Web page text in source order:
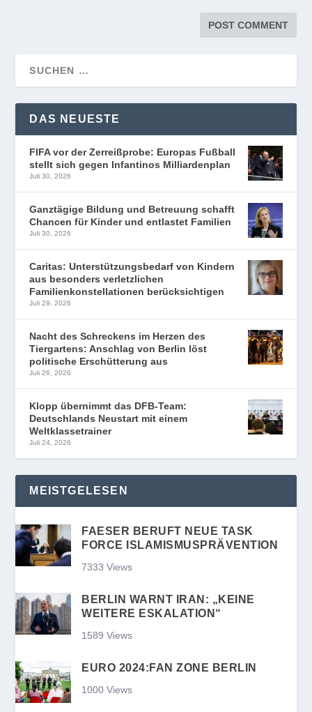
DAS NEUESTE
FIFA vor der Zerreißprobe: Europas Fußball
stellt sich gegen Infantinos Milliardenplan
Juli 30, 2026
Ganztägige Bildung und Betreuung schafft
Chancen für Kinder und entlastet Familien
Juli 30, 2026
Caritas: Unterstützungsbedarf von Kindern
aus besonders verletzlichen
Familienkonstellationen berücksichtigen
Juli 29, 2026
Nacht des Schreckens im Herzen des
Tiergartens: Anschlag von Berlin löst
politische Erschütterung aus
Juli 26, 2026
Klopp übernimmt das DFB-Team:
Deutschlands Neustart mit einem
Weltklassetrainer
Juli 24, 2026
MEISTGELESEN
FAESER BERUFT NEUE TASK
FORCE ISLAMISMUSPRÄVENTION
7333 Views
BERLIN WARNT IRAN: „KEINE
WEITERE ESKALATION“
1589 Views
EURO 2024:FAN ZONE BERLIN
1000 Views